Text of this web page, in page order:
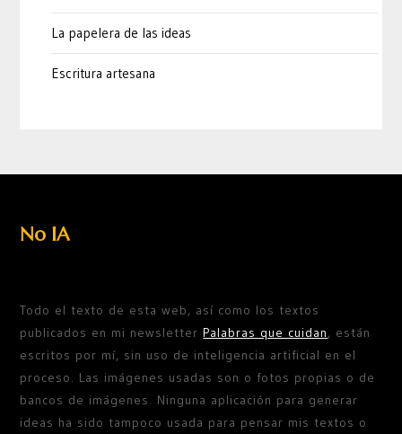
La papelera de las ideas
Escritura artesana
No IA
Todo el texto de esta web, así como los textos
publicados en mi newsletterPalabras que cuidan, están
escritos por mí, sin uso de inteligencia artificial en el
proceso. Las imágenes usadas son o fotos propias o de
bancos de imágenes. Ninguna aplicación para generar
ideas ha sido tampoco usada para pensar mis textos o